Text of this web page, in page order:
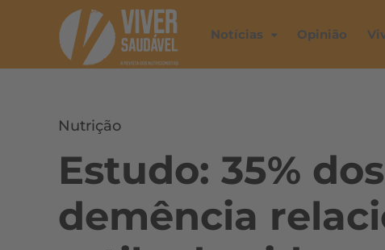
Notícias Opinião
Nutrição
Estudo: 35%
demência